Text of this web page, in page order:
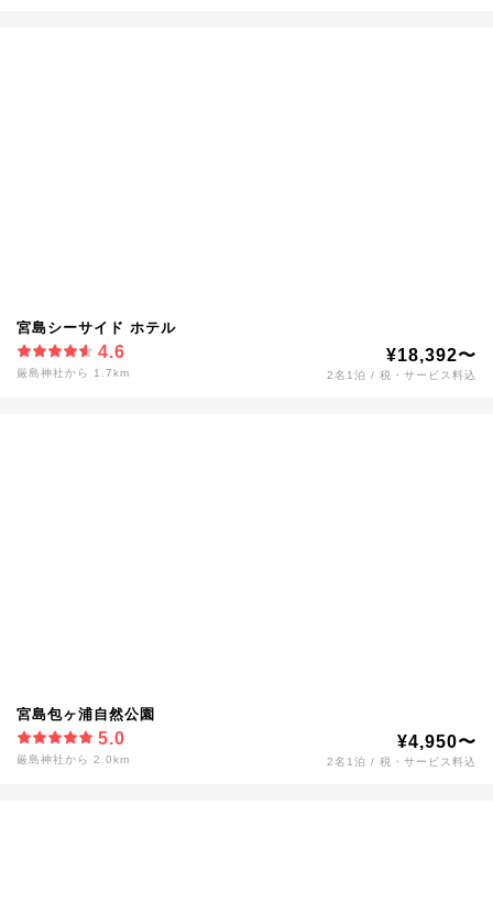
宮島シーサイド ホテル
4.6
厳島神社から 1.7km
¥18,392〜
2名1泊 / 税・サービス料込
宮島包ヶ浦自然公園
5.0
厳島神社から 2.0km
¥4,950〜
2名1泊 / 税・サービス料込